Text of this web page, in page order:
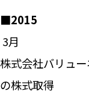
■2015
―― 3月
株式会社バリュ
の株式取得